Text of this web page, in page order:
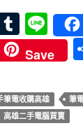
T
u
m
bl
r
Li
n
e
Save
筆電收購高雄 筆
高雄二手電腦買賣